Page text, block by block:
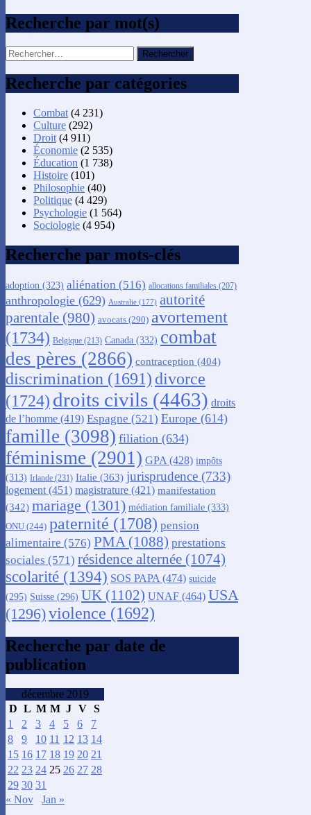
Recherche par mot(s)
Rechercher :
Recherche par catégories
Combat (4 231)
Culture (292)
Droit (4 911)
Économie (2 535)
Éducation (1 738)
Histoire (101)
Philosophie (40)
Politique (4 429)
Psychologie (1 564)
Sociologie (4 954)
Recherche par mots-clés
adoption (323) aliénation (516) allocations familiales (207)
anthropologie (629) Australie (177) autorité
parentale (980) avocats (290) avortement
(1734) Belgique (213) Canada (332) combat
des pères (2866) contraception (404)
discrimination (1691) divorce
(1724) droits civils (4463) droits
de l’homme (419) Espagne (521) Europe (614)
famille (3098) filiation (634)
féminisme (2901) GPA (428) impôts
(313) Irlande (231) Italie (363) jurisprudence (733)
logement (451) magistrature (421) manifestation
(342) mariage (1301) médiation familiale (333)
ONU (244) paternité (1708) pension
alimentaire (576) PMA(1088) prestations
sociales (571) résidence alternée (1074)
scolarité (1394) SOS PAPA(474) suicide
(295) Suisse (296) UK (1102) UNAF (464) USA
(1296)violence (1692)
Recherche par date de
publication
décembre 2019
D L M M J V S
1
2 3 4 5 6
7
8
9 10 11 12 13 14
15 16 17 18 19 20 21
22 23 24 25 26 27 28
29 30 31
« Nov
Jan »